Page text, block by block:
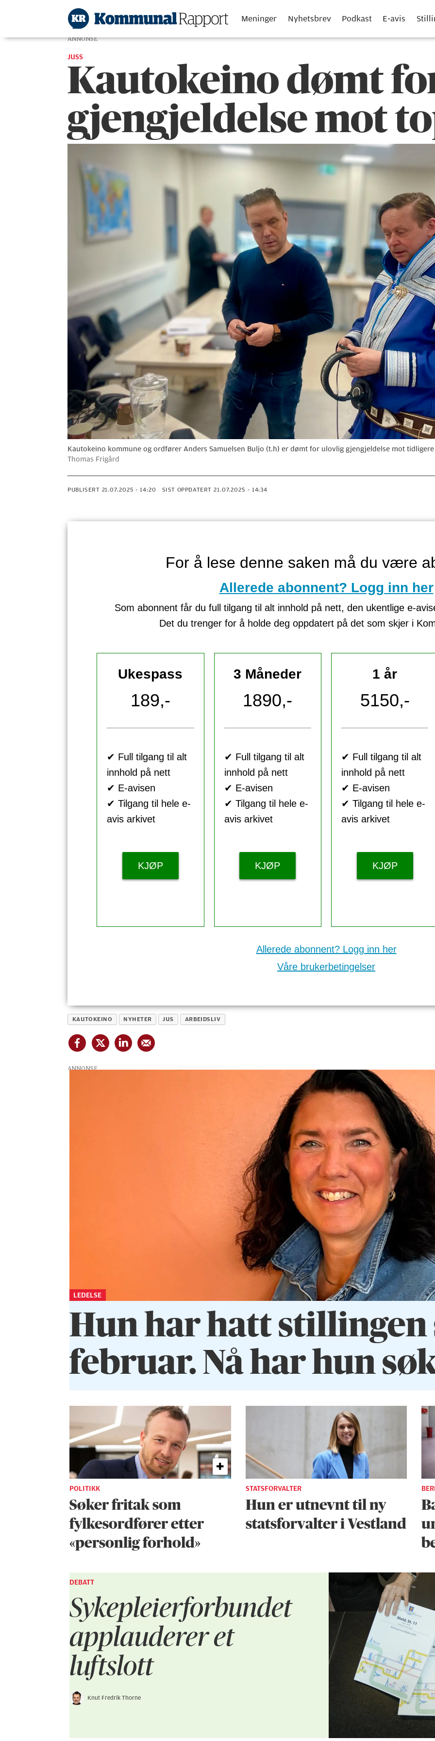
Meninger Nyhetsbrev Podkast E-avis
ANNONSE
JUSS
Kautokeino dømt
gjengjeldelse mot
Kautokeino kommune og ordfører Anders Samuelsen Buljo (t.h) er dømt for ulovlig gjengjeldelse mot
Thomas Frigård
PUBLISERT 21.07.2025 - 14:20 SIST OPPDATERT 21.07.2025 - 14:34
For å lese denne saken må du være
Allerede abonnent? Logg inn her
Som abonnent får du full tilgang til alt innhold på nett, den ukentlige e-
Det du trenger for å holde deg oppdatert på det som skjer i
Ukespass
189,-
✔ Full tilgang til alt
innhold på nett
✔ E-avisen
✔ Tilgang til hele e-
avis arkivet
KJØP
3 Måneder
1890,-
✔ Full tilgang til alt
innhold på nett
✔ E-avisen
✔ Tilgang til hele e-
avis arkivet
KJØP
1 år
5150,-
✔ Full tilgang til alt
innhold på nett
✔ E-avisen
✔ Tilgang til hele e-
avis arkivet
KJØP
Allerede abonnent? Logg inn her
Våre brukerbetingelser
KAUTOKEINO NYHETER JUS ARBEIDSLIV
ANNONSE
LEDELSE
Hun har hatt stillingen
februar. Nå har hun
POLITIKK
Søker fritak som
fylkesordfører etter
«personlig forhold»
STATSFORVALTER
Hun er utnevnt til ny
statsforvalter i Vestland
DEBATT
Sykepleier­forbundet
applauderer et
luftslott
Knut Fredrik Thorne